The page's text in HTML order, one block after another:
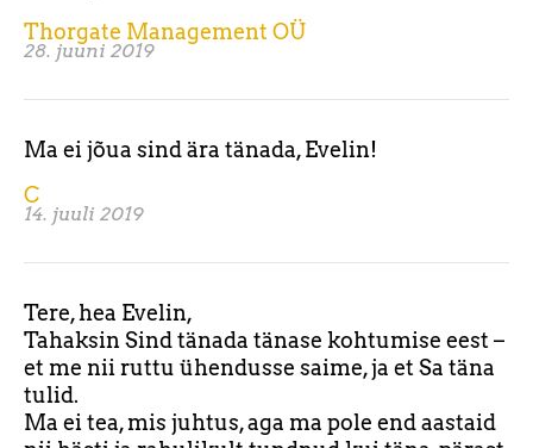
Thorgate Management OÜ
28. juuni 2019
Ma ei jõua sind ära tänada, Evelin!
C
14. juuli 2019
Tere, hea Evelin,
Tahaksin Sind tänada tänase kohtumise eest –
et me nii ruttu ühendusse saime, ja et Sa täna
tulid.
Ma ei tea, mis juhtus, aga ma pole end aastaid